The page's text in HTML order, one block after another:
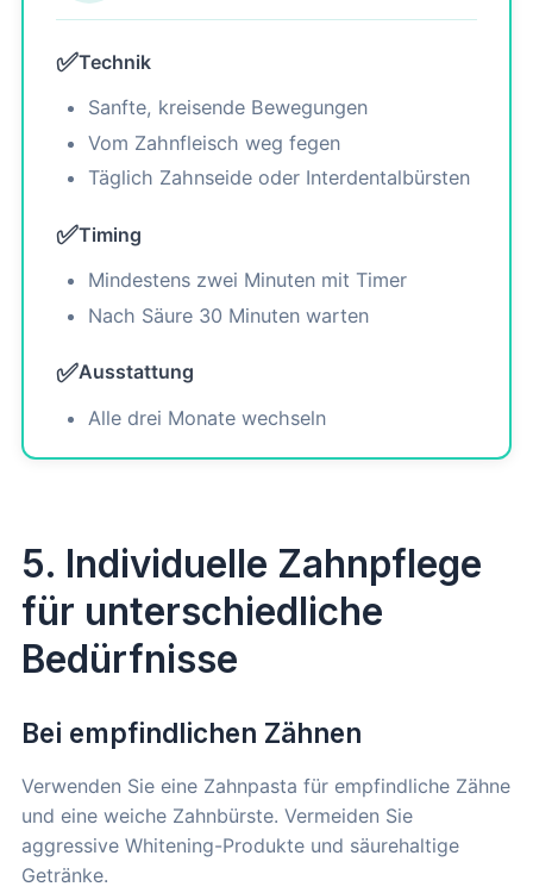
✅Technik
Sanfte, kreisende Bewegungen
Vom Zahnfleisch weg fegen
Täglich Zahnseide oder Interdentalbürsten
✅Timing
Mindestens zwei Minuten mit Timer
Nach Säure 30 Minuten warten
✅Ausstattung
Alle drei Monate wechseln
5. Individuelle Zahnpflege
für unterschiedliche
Bedürfnisse
Bei empfindlichen Zähnen
Verwenden Sie eine Zahnpasta für empfindliche Zähne
und eine weiche Zahnbürste. Vermeiden Sie
aggressive Whitening-Produkte und säurehaltige
Getränke.